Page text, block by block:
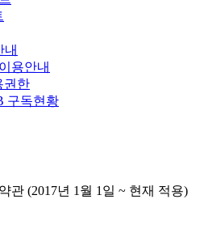
내
용안내
권한
구독현황
관 (2017년 1월 1일 ~ 현재 적용)